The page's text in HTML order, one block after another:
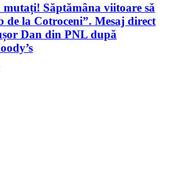
mutați! Săptămâna viitoare să
de la Cotroceni”. Mesaj direct
Dan din PNL după